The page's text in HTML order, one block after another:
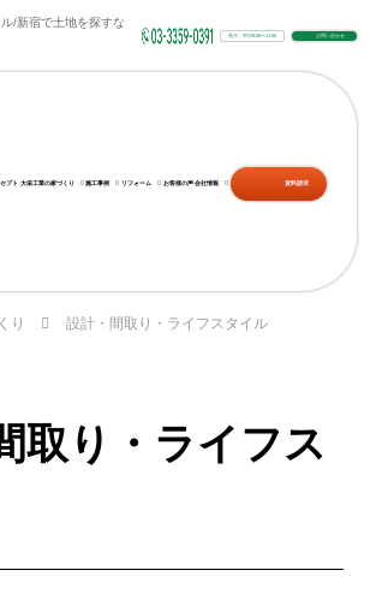
/新宿で土地を探すな
受付：平日9:00〜17:00 お問い合わせ
プト 大栄工業の家づくり 施工事例 リフォーム お客様の声 会社情報 資料請求
り 設計・間取り・ライフスタイル
取り・ライフス